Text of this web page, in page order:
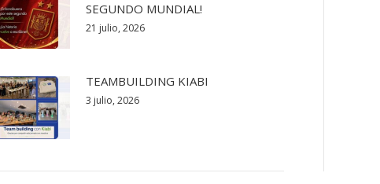
SEGUNDO MUNDIAL!
21 julio, 2026
TEAMBUILDING KIABI
3 julio, 2026